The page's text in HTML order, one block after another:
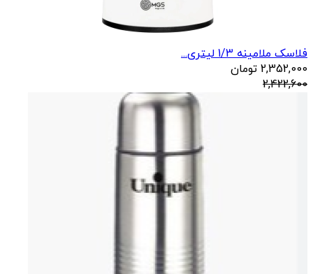
فلاسک ملامینه 1/3 لیتری...
2,352,000 تومان
2,422,600